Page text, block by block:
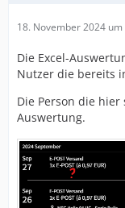
18. November 2024 um
Die Excel-
Nutzer die bereits
Die Person die
Auswertung.